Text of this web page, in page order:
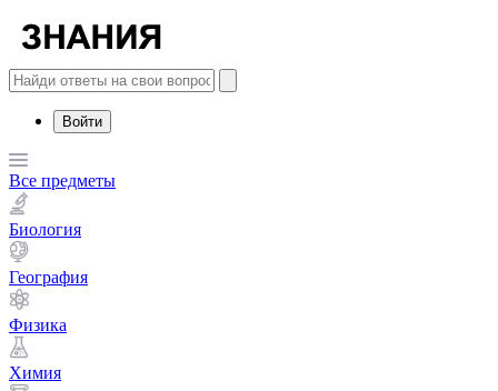
Войти
Все предметы
Биология
География
Физика
Химия